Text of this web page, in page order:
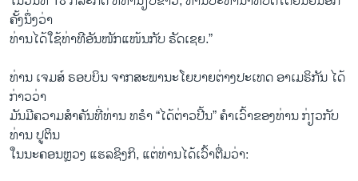
ຄັ້ງນຶ່ງວ່າ
ທ່ານໄດ້ໃຊ້ທ່າທີອັນໜັກແໜ້ນກັບ ຣັດເຊຍ.”
ທ່ານ ເຈມສ໌ ຣອບບິນ ຈາກສະພານະໂຍບາຍຕ່າງປະເທດ ອາເມຣິກັນ ໄດ້
ກ່າວວ່າ
ມັນມີຄວາມສຳຄັນທີ່ທ່ານ ທຣຳ “ໄດ້ຕ່າວປີ້ນ” ຄຳເວົ້າຂອງທ່ານ ກ່ຽວກັບ
ທ່ານ ປູຕິນ
ໃນນະຄອນຫຼວງ ແຮລຊິງກິ, ແຕ່ທ່ານໄດ້ເວົ້າຕື່ມວ່າ: